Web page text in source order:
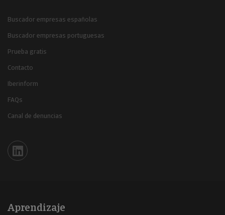
Buscador empresas españolas
Buscador empresas portuguesas
Prueba gratis
Contacto
Iberinform
FAQs
Canal de denuncias
Iberinform en Linkedin
Aprendizaje